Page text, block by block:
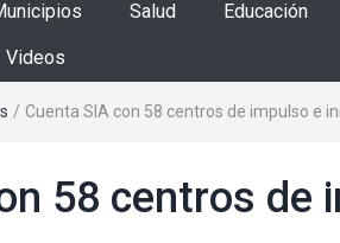
Salud Educación
Videos
/ Cuenta SIA con 58 centros de impulso e
58 centros de